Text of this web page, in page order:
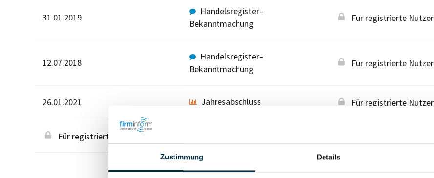
Zustimmung Details
31.01.2019
Handelsregister–
Bekanntmachung
Für registrierte Nutzer
12.07.2018
Handelsregister–
Bekanntmachung
Für registrierte Nutzer
26.01.2021 Jahresabschluss Für registrierte Nutzer
Für registrierte Nutzer